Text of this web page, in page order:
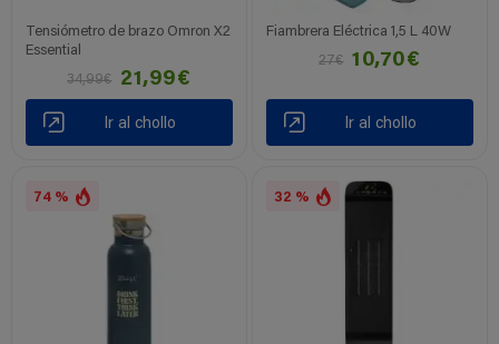
Tensiómetro de brazo Omron X2
Essential
34,99€
21,99€
Ir al chollo
Fiambrera Eléctrica 1,5 L 40W
27€
10,70€
Ir al chollo
74 % 32 %